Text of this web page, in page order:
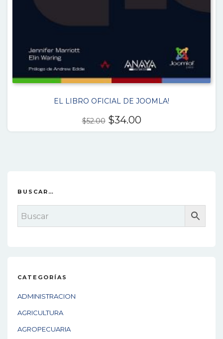
EL LIBRO OFICIAL DE JOOMLA!
$52.00 El
precio
$34.00El
precio
BUSCAR…
CATEGORÍAS
ADMINISTRACION
AGRICULTURA
AGROPECUARIA